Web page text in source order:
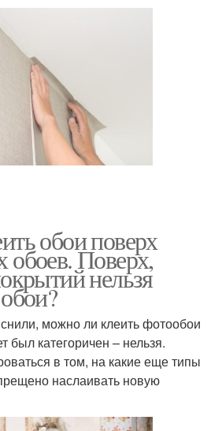
обои поверх
обоев. Поверх,
нельзя
можно ли клеить фотообои
был категоричен – нельзя.
в том, на какие еще типы
наслаивать новую